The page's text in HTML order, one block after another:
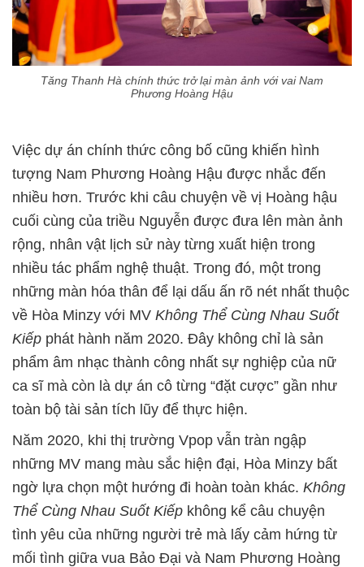
Tăng Thanh Hà chính thức trở lại màn ảnh với vai Nam
Phương Hoàng Hậu
Việc dự án chính thức công bố cũng khiến hình
tượng Nam Phương Hoàng Hậu được nhắc đến
nhiều hơn. Trước khi câu chuyện về vị Hoàng hậu
cuối cùng của triều Nguyễn được đưa lên màn ảnh
rộng, nhân vật lịch sử này từng xuất hiện trong
nhiều tác phẩm nghệ thuật. Trong đó, một trong
những màn hóa thân để lại dấu ấn rõ nét nhất thuộc
về Hòa Minzy với MV Không Thể Cùng Nhau Suốt
Kiếp phát hành năm 2020. Đây không chỉ là sản
phẩm âm nhạc thành công nhất sự nghiệp của nữ
ca sĩ mà còn là dự án cô từng “đặt cược” gần như
toàn bộ tài sản tích lũy để thực hiện.
Năm 2020, khi thị trường Vpop vẫn tràn ngập
những MV mang màu sắc hiện đại, Hòa Minzy bất
ngờ lựa chọn một hướng đi hoàn toàn khác. Không
Thể Cùng Nhau Suốt Kiếp không kể câu chuyện
tình yêu của những người trẻ mà lấy cảm hứng từ
mối tình giữa vua Bảo Đại và Nam Phương Hoàng